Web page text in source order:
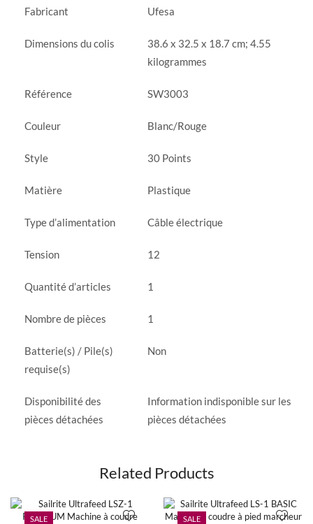
Fabricant ‎Ufesa
Dimensions du colis
‎38.6 x 32.5 x 18.7 cm; 4.55
kilogrammes
Référence ‎SW3003
Couleur ‎Blanc/Rouge
Style ‎30 Points
Matière ‎Plastique
Type d’alimentation ‎Câble électrique
Tension ‎12
Quantité d’articles ‎1
Nombre de pièces ‎1
Batterie(s) / Pile(s)
requise(s)
‎Non
Disponibilité des
pièces détachées
‎Information indisponible sur les
pièces détachées
Related Products
SALE
SALE